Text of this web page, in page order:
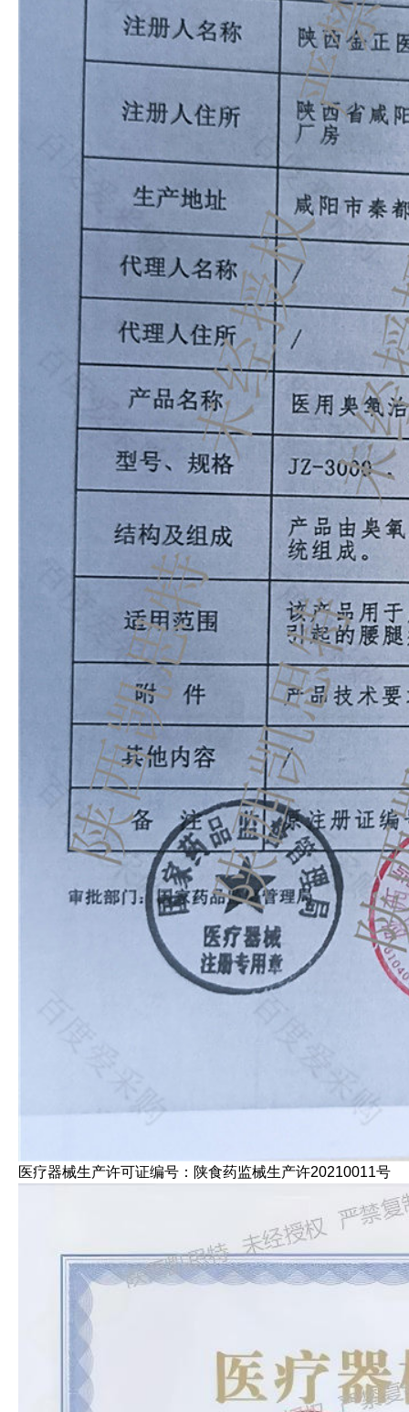
医疗器械生产许可证编号：陕食药监械生产许20210011号